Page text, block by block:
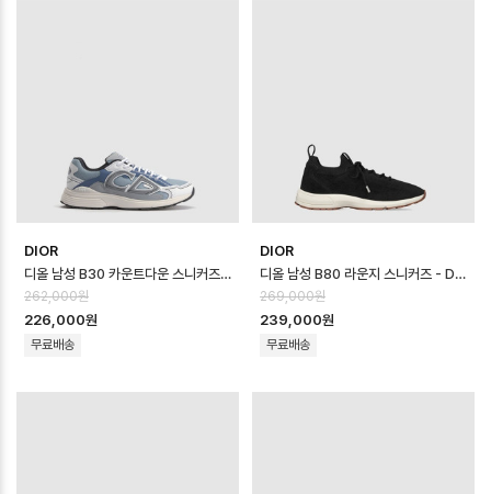
DIOR
디올 남성 B30 카운트다운 스니커즈 - Dior Mens B30 Countdown Sho…
262,000원
226,000원
무료배송
DIOR
디올 남성 B80 라운지 스니커즈 - Dior Mens B80 Lounge Sneaker …
269,000원
239,000원
무료배송